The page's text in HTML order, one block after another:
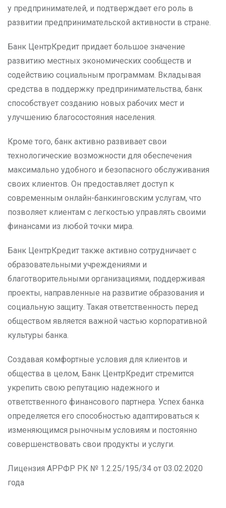
у предпринимателей, и подтверждает его роль в
развитии предпринимательской активности в стране.
Банк ЦентрКредит придает большое значение
развитию местных экономических сообществ и
содействию социальным программам. Вкладывая
средства в поддержку предпринимательства, банк
способствует созданию новых рабочих мест и
улучшению благосостояния населения.
Кроме того, банк активно развивает свои
технологические возможности для обеспечения
максимально удобного и безопасного обслуживания
своих клиентов. Он предоставляет доступ к
современным онлайн-банкинговским услугам, что
позволяет клиентам с легкостью управлять своими
финансами из любой точки мира.
Банк ЦентрКредит также активно сотрудничает с
образовательными учреждениями и
благотворительными организациями, поддерживая
проекты, направленные на развитие образования и
социальную защиту. Такая ответственность перед
обществом является важной частью корпоративной
культуры банка.
Создавая комфортные условия для клиентов и
общества в целом, Банк ЦентрКредит стремится
укрепить свою репутацию надежного и
ответственного финансового партнера. Успех банка
определяется его способностью адаптироваться к
изменяющимся рыночным условиям и постоянно
совершенствовать свои продукты и услуги.
Лицензия АРРФР РК № 1.2.25/195/34 от 03.02.2020
года